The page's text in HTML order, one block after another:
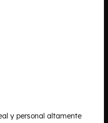
y personal altamente